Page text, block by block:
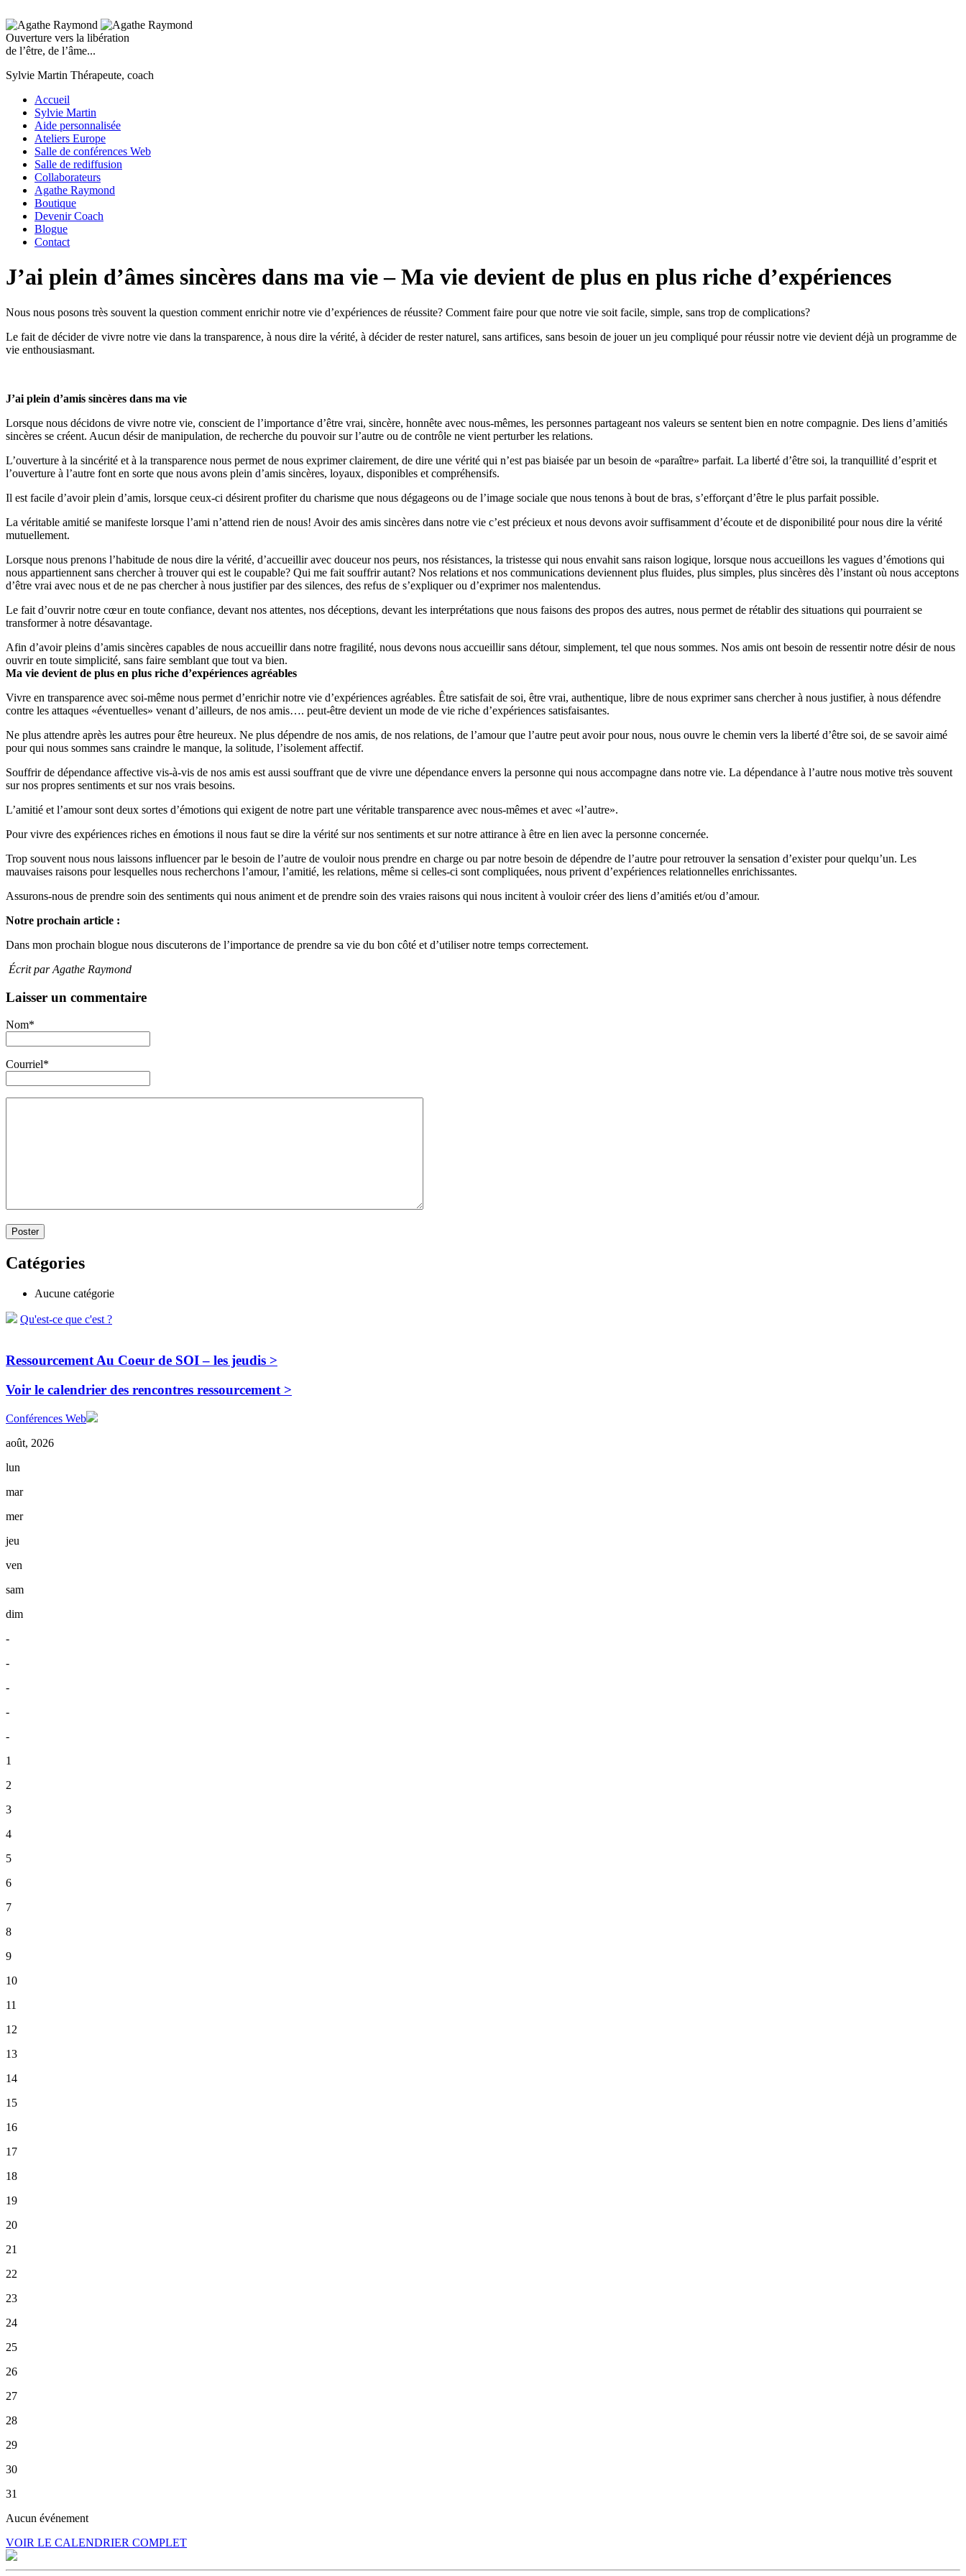
Ouverture vers la libération
de l’être, de l’âme...
Sylvie Martin Thérapeute, coach
Accueil
Sylvie Martin
Aide personnalisée
Ateliers Europe
Salle de conférences Web
Salle de rediffusion
Collaborateurs
Agathe Raymond
Boutique
Devenir Coach
Blogue
Contact
J’ai plein d’âmes sincères dans ma vie – Ma vie devient de plus en plus riche d’expériences
Nous nous posons très souvent la question comment enrichir notre vie d’expériences de réussite? Comment faire pour que notre vie soit facile, simple, sans trop de complications?
Le fait de décider de vivre notre vie dans la transparence, à nous dire la vérité, à décider de rester naturel, sans artifices, sans besoin de jouer un jeu compliqué pour réussir notre vie devient déjà un programme de
vie enthousiasmant.
J’ai plein d’amis sincères dans ma vie
Lorsque nous décidons de vivre notre vie, conscient de l’importance d’être vrai, sincère, honnête avec nous-mêmes, les personnes partageant nos valeurs se sentent bien en notre compagnie. Des liens d’amitiés
sincères se créent. Aucun désir de manipulation, de recherche du pouvoir sur l’autre ou de contrôle ne vient perturber les relations.
L’ouverture à la sincérité et à la transparence nous permet de nous exprimer clairement, de dire une vérité qui n’est pas biaisée par un besoin de «paraître» parfait. La liberté d’être soi, la tranquillité d’esprit et
l’ouverture à l’autre font en sorte que nous avons plein d’amis sincères, loyaux, disponibles et compréhensifs.
Il est facile d’avoir plein d’amis, lorsque ceux-ci désirent profiter du charisme que nous dégageons ou de l’image sociale que nous tenons à bout de bras, s’efforçant d’être le plus parfait possible.
La véritable amitié se manifeste lorsque l’ami n’attend rien de nous! Avoir des amis sincères dans notre vie c’est précieux et nous devons avoir suffisamment d’écoute et de disponibilité pour nous dire la vérité
mutuellement.
Lorsque nous prenons l’habitude de nous dire la vérité, d’accueillir avec douceur nos peurs, nos résistances, la tristesse qui nous envahit sans raison logique, lorsque nous accueillons les vagues d’émotions qui
nous appartiennent sans chercher à trouver qui est le coupable? Qui me fait souffrir autant? Nos relations et nos communications deviennent plus fluides, plus simples, plus sincères dès l’instant où nous acceptons
d’être vrai avec nous et de ne pas chercher à nous justifier par des silences, des refus de s’expliquer ou d’exprimer nos malentendus.
Le fait d’ouvrir notre cœur en toute confiance, devant nos attentes, nos déceptions, devant les interprétations que nous faisons des propos des autres, nous permet de rétablir des situations qui pourraient se
transformer à notre désavantage.
Afin d’avoir pleins d’amis sincères capables de nous accueillir dans notre fragilité, nous devons nous accueillir sans détour, simplement, tel que nous sommes. Nos amis ont besoin de ressentir notre désir de nous
ouvrir en toute simplicité, sans faire semblant que tout va bien.
Ma vie devient de plus en plus riche d’expériences agréables
Vivre en transparence avec soi-même nous permet d’enrichir notre vie d’expériences agréables. Être satisfait de soi, être vrai, authentique, libre de nous exprimer sans chercher à nous justifier, à nous défendre
contre les attaques «éventuelles» venant d’ailleurs, de nos amis…. peut-être devient un mode de vie riche d’expériences satisfaisantes.
Ne plus attendre après les autres pour être heureux. Ne plus dépendre de nos amis, de nos relations, de l’amour que l’autre peut avoir pour nous, nous ouvre le chemin vers la liberté d’être soi, de se savoir aimé
pour qui nous sommes sans craindre le manque, la solitude, l’isolement affectif.
Souffrir de dépendance affective vis-à-vis de nos amis est aussi souffrant que de vivre une dépendance envers la personne qui nous accompagne dans notre vie. La dépendance à l’autre nous motive très souvent
sur nos propres sentiments et sur nos vrais besoins.
L’amitié et l’amour sont deux sortes d’émotions qui exigent de notre part une véritable transparence avec nous-mêmes et avec «l’autre».
Pour vivre des expériences riches en émotions il nous faut se dire la vérité sur nos sentiments et sur notre attirance à être en lien avec la personne concernée.
Trop souvent nous nous laissons influencer par le besoin de l’autre de vouloir nous prendre en charge ou par notre besoin de dépendre de l’autre pour retrouver la sensation d’exister pour quelqu’un. Les
mauvaises raisons pour lesquelles nous recherchons l’amour, l’amitié, les relations, même si celles-ci sont compliquées, nous privent d’expériences relationnelles enrichissantes.
Assurons-nous de prendre soin des sentiments qui nous animent et de prendre soin des vraies raisons qui nous incitent à vouloir créer des liens d’amitiés et/ou d’amour.
Notre prochain article :
Dans mon prochain blogue nous discuterons de l’importance de prendre sa vie du bon côté et d’utiliser notre temps correctement.
Écrit par Agathe Raymond
Laisser un commentaire
Nom*
Courriel*
Catégories
Aucune catégorie
Qu'est-ce que c'est ?
Ressourcement Au Coeur de SOI – les jeudis >
Voir le calendrier des rencontres ressourcement >
Conférences Web
août, 2026
lun
mar
mer
jeu
ven
sam
dim
-
-
-
-
-
1
2
3
4
5
6
7
8
9
10
11
12
13
14
15
16
17
18
19
20
21
22
23
24
25
26
27
28
29
30
31
Aucun événement
VOIR LE CALENDRIER COMPLET